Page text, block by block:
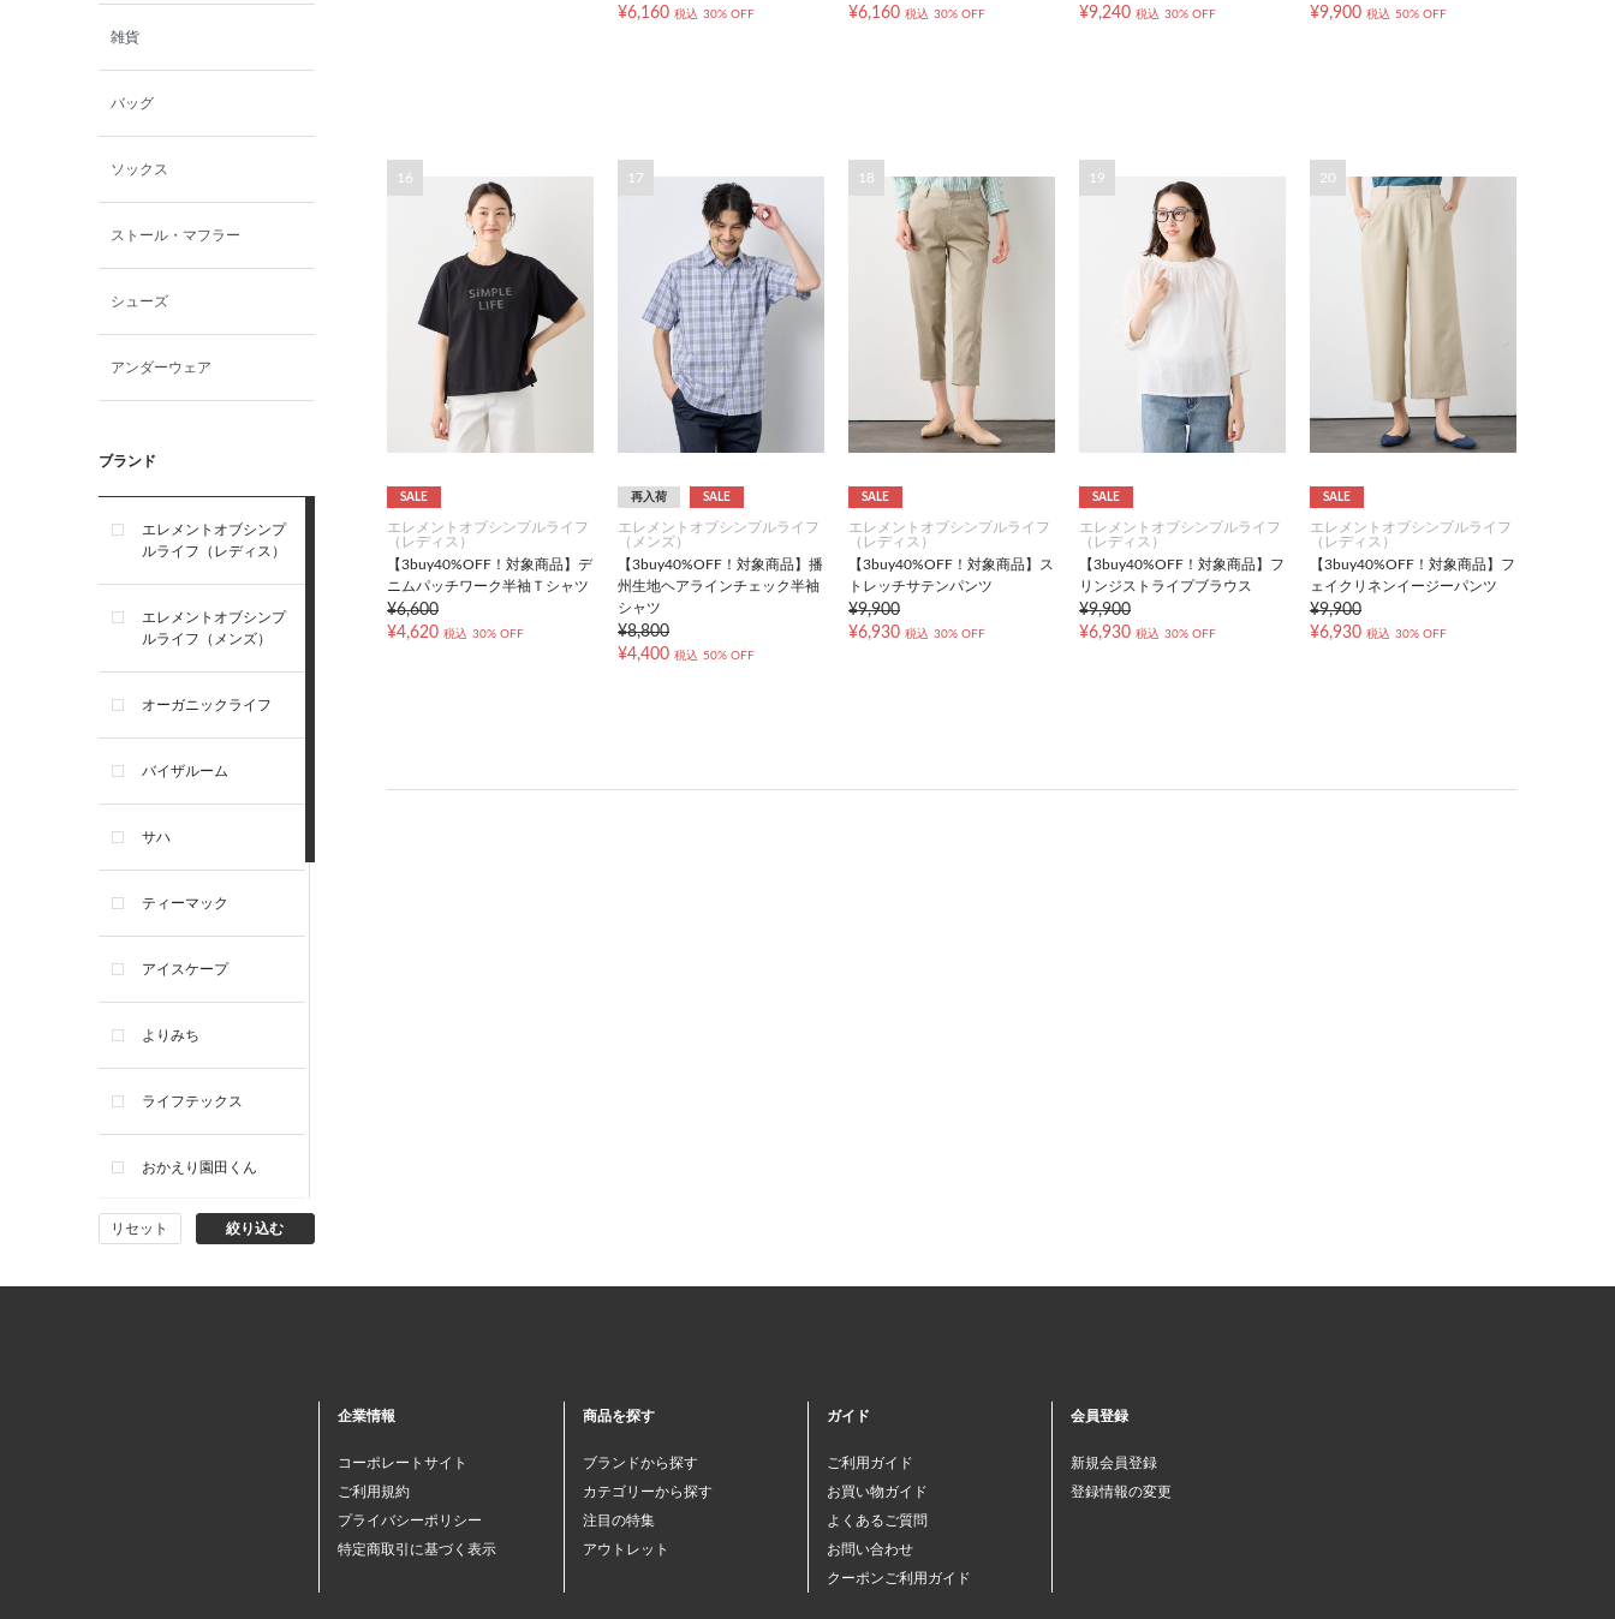
雑貨
バッグ
ソックス
ストール・マフラー
シューズ
アンダーウェア
ブランド
エレメントオブシンプ
ルライフ（レディス）
エレメントオブシンプ
ルライフ（メンズ）
オーガニックライフ
バイザルーム
サハ
ティーマック
アイスケープ
よりみち
ライフテックス
おかえり園田くん
ビー・エー・ジー
リセット 絞り込む
¥6,160 税込 30% OFF
¥6,160 税込 30% OFF
¥9,240 税込 30% OFF
¥9,900 税込 50% OFF
16
SALE
エレメントオブシンプルライフ
（レディス）
【3buy40%OFF！対象商品】デ
ニムパッチワーク半袖Ｔシャツ
¥6,600
¥4,620 税込 30% OFF
17
再入荷 SALE
エレメントオブシンプルライフ
（メンズ）
【3buy40%OFF！対象商品】播
州生地ヘアラインチェック半袖
シャツ
¥8,800
¥4,400 税込 50% OFF
18
SALE
エレメントオブシンプルライフ
（レディス）
【3buy40%OFF！対象商品】ス
トレッチサテンパンツ
¥9,900
¥6,930 税込 30% OFF
19
SALE
エレメントオブシンプルライフ
（レディス）
【3buy40%OFF！対象商品】フ
リンジストライプブラウス
¥9,900
¥6,930 税込 30% OFF
20
SALE
エレメントオブシンプルライフ
（レディス）
【3buy40%OFF！対象商品】フ
ェイクリネンイージーパンツ
¥9,900
¥6,930 税込 30% OFF
企業情報
コーポレートサイト
ご利用規約
プライバシーポリシー
特定商取引に基づく表示
商品を探す
ブランドから探す
カテゴリーから探す
注目の特集
アウトレット
ガイド
ご利用ガイド
お買い物ガイド
よくあるご質問
お問い合わせ
クーポンご利用ガイド
会員登録
新規会員登録
登録情報の変更